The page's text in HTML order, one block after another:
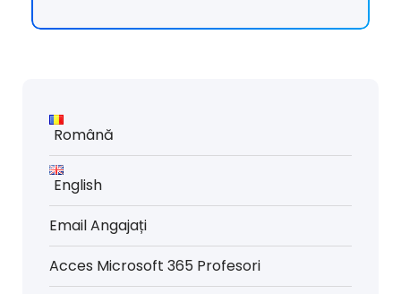
Română
English
Email Angajați
Acces Microsoft 365 Profesori